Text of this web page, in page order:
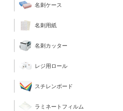
名刺ケース
名刺用紙
名刺カッター
レジ用ロール
スチレンボード
ラミネートフィルム